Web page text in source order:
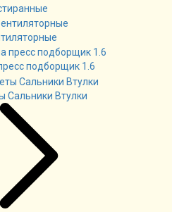
подборщик 1.6
Втулки